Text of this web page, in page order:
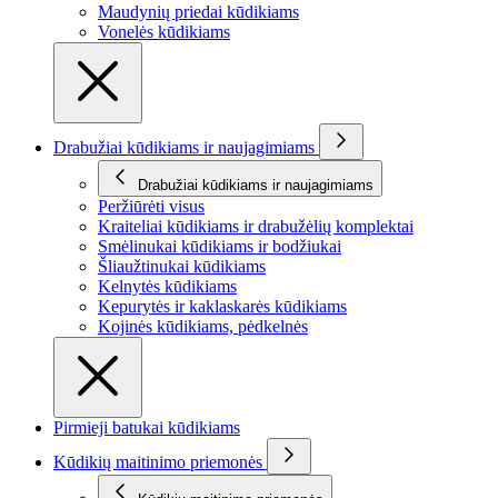
Maudynių priedai kūdikiams
Vonelės kūdikiams
Drabužiai kūdikiams ir naujagimiams
Drabužiai kūdikiams ir naujagimiams
Peržiūrėti visus
Kraiteliai kūdikiams ir drabužėlių komplektai
Smėlinukai kūdikiams ir bodžiukai
Šliaužtinukai kūdikiams
Kelnytės kūdikiams
Kepurytės ir kaklaskarės kūdikiams
Kojinės kūdikiams, pėdkelnės
Pirmieji batukai kūdikiams
Kūdikių maitinimo priemonės